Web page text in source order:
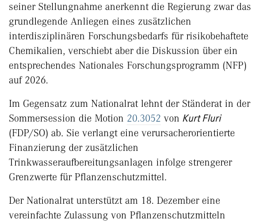
seiner Stellungnahme anerkennt die Regierung zwar das
grundlegende Anliegen eines zusätzlichen
interdisziplinären Forschungsbedarfs für risikobehaftete
Chemikalien, verschiebt aber die Diskussion über ein
entsprechendes Nationales Forschungsprogramm (NFP)
auf 2026.
Im Gegensatz zum Nationalrat lehnt der Ständerat in der
Sommersession die Motion 20.3052 von Kurt Fluri
(FDP/SO) ab. Sie verlangt eine verursacherorientierte
Finanzierung der zusätzlichen
Trinkwasseraufbereitungsanlagen infolge strengerer
Grenzwerte für Pflanzenschutzmittel.
Der Nationalrat unterstützt am 18. Dezember eine
vereinfachte Zulassung von Pflanzenschutzmitteln